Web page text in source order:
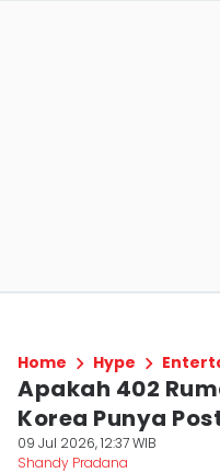
Home Hype
Apakah 402
Korea Punya
09 Jul 2026, 12:37 WIB
Shandy Pradana